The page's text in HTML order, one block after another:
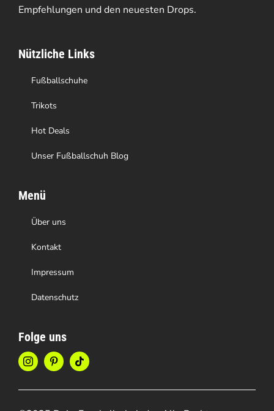
Empfehlungen und den neuesten Drops.
Nützliche Links
Fußballschuhe
Trikots
Hot Deals
Unser Fußballschuh Blog
Menü
Über uns
Kontakt
Impressum
Datenschutz
Folge uns